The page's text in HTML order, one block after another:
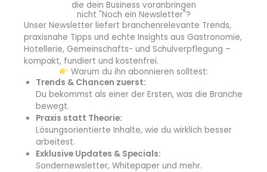
die dein Business voranbringen
nicht "Noch ein Newsletter"?
Unser Newsletter liefert branchenrelevante Trends,
praxisnahe Tipps und echte Insights aus Gastronomie,
Hotellerie, Gemeinschafts- und Schulverpflegung –
kompakt, fundiert und kostenfrei.
Warum du ihn abonnieren solltest:
Trends & Chancen zuerst:
Du bekommst als einer der Ersten, was die Branche
bewegt.
Praxis statt Theorie:
Lösungsorientierte Inhalte, wie du wirklich besser
arbeitest.
Exklusive Updates & Specials:
Sondernewsletter, Whitepaper und mehr.